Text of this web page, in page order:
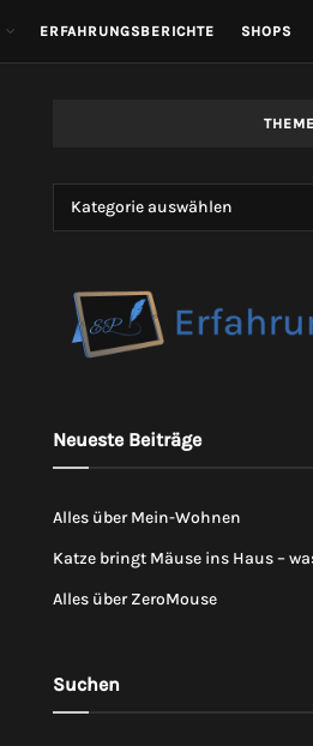
ERFAHRUNGSBERICHTE SHOPS
Kategorie auswählen
Neueste Beiträge
Alles über Mein-Wohnen
Katze bringt Mäuse ins Haus –
Alles über ZeroMouse
Suchen